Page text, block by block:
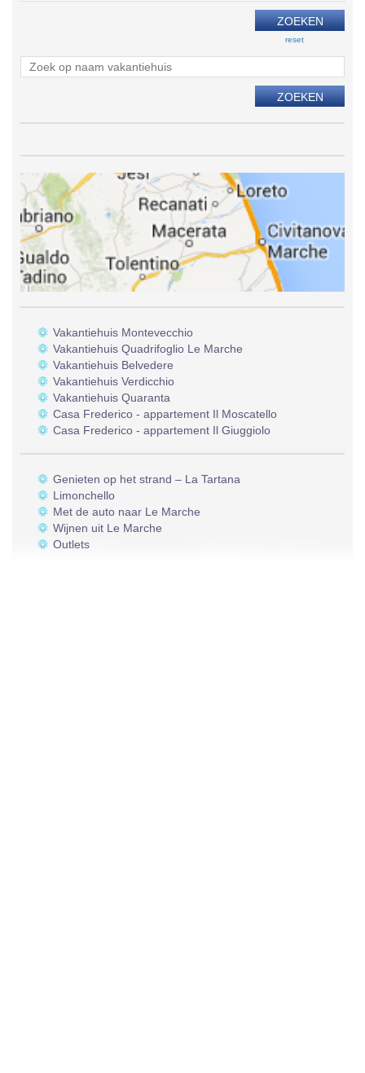
reset
Vakantiehuis Montevecchio
Vakantiehuis Quadrifoglio Le Marche
Vakantiehuis Belvedere
Vakantiehuis Verdicchio
Vakantiehuis Quaranta
Casa Frederico - appartement Il Moscatello
Casa Frederico - appartement Il Giuggiolo
Genieten op het strand – La Tartana
Limonchello
Met de auto naar Le Marche
Wijnen uit Le Marche
Outlets